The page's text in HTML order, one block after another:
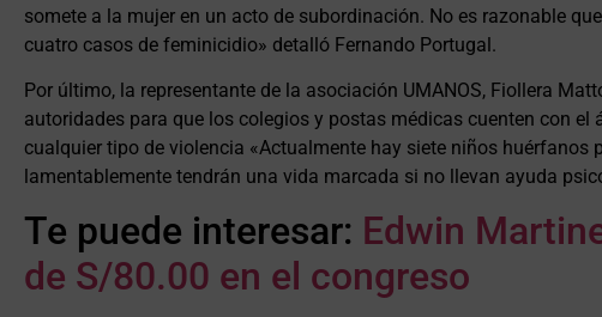
somete a la mujer en un acto de subordinación. No es razonable
cuatro casos de feminicidio» detalló Fernando Portugal.
Por último, la representante de la asociación UMANOS, Fiollera
autoridades para que los colegios y postas médicas cuenten con el
cualquier tipo de violencia «Actualmente hay siete niños huérfanos
lamentablemente tendrán una vida marcada si no llevan ayuda
Te puede interesar: Edwin
de S/80.00 en el congreso